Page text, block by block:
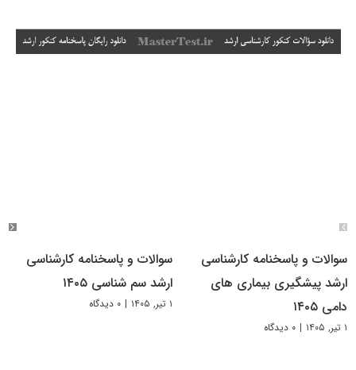
سوالات و پاسخنامه کارشناسی
ارشد پیشگیری بیماری های
دامی ۱۴۰۵
۱ تیر, ۱۴۰۵ | ۰ دیدگاه
سوالات و پاسخنامه کارشناسی
ارشد سم شناسی ۱۴۰۵
۱ تیر, ۱۴۰۵ | ۰ دیدگاه